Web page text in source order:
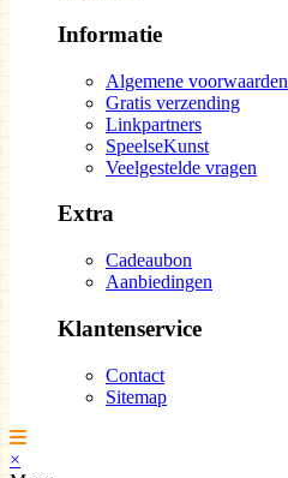
Informatie
Algemene voorwaarden
Gratis verzending
Linkpartners
SpeelseKunst
Veelgestelde vragen
Extra
Cadeaubon
Aanbiedingen
Klantenservice
Contact
Sitemap
×